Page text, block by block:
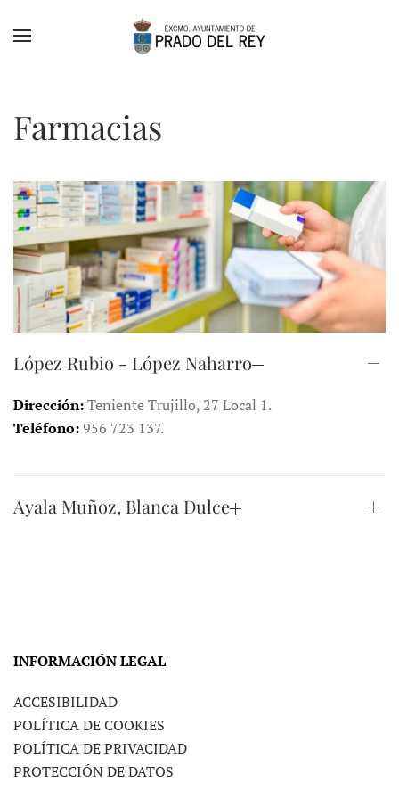
Skip to main content
Farmacias
López Rubio - López Naharro
Dirección:Teniente Trujillo, 27 Local 1.
Teléfono:956 723 137.
Ayala Muñoz, Blanca Dulce
INFORMACIÓN LEGAL
ACCESIBILIDAD
POLÍTICA DE COOKIES
POLÍTICA DE PRIVACIDAD
PROTECCIÓN DE DATOS